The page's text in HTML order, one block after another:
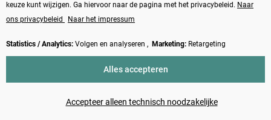
Vertrag widerrufen
rembourskosten, tenzij anders beschreven
keuze kunt wijzigen. Ga hiervoor naar de pagina met het privacybeleid. Naar
ons privacybeleid
Naar het impressum
Statistics / Analytics: Volgen en analyseren , Marketing: Retargeting
Accepteer alleen technisch noodzakelijke
Alles accepteren